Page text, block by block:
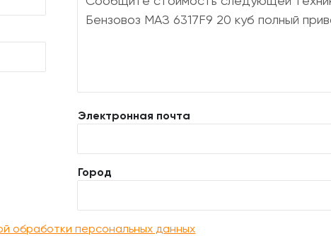
Электронная почта
Город
обработки персональных данных